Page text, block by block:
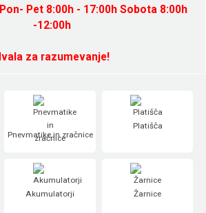
Pet 8:00h - 17:00h Sobota 8:00h
-12:00h
za razumevanje!
Pnevmatike in zračnice
Platišča
Akumulatorji Žarnice